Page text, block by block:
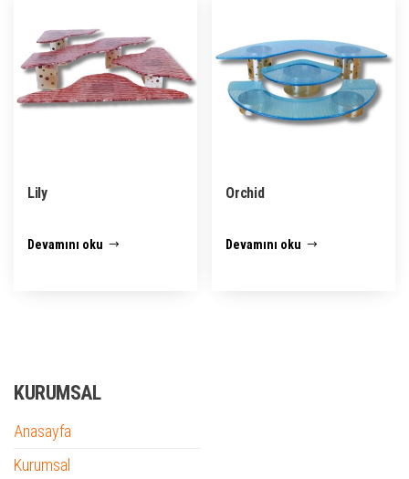
Lily
Devamını oku
Orchid
Devamını oku
KURUMSAL
Anasayfa
Kurumsal